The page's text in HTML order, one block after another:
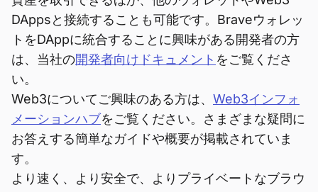
DAppsと接続することも可能です。Braveウォレッ
トをDAppに統合することに興味がある開発者の方
は、当社の開発者向けドキュメント をご覧くださ
い。
Web3についてご興味のある方は、 Web3インフォ
メーションハブをご覧ください。さまざまな疑問に
お答えする簡単なガイドや概要が掲載されていま
す。
より速く、より安全で、よりプライベートなブラウ